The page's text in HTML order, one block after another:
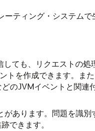
ティング・システムで
ても、リクエストの処
トを作成できます。ま
のJVMイベントと関連
あります。問題を識別
できます。